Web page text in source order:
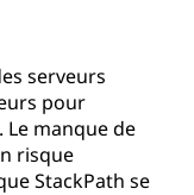
serveurs
pour
manque de
risque
StackPath se